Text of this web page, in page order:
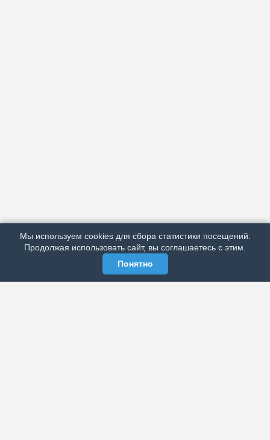
РЕКЛАМА У НАС
МЫ В СОЦСЕТЯХ
Мы используем cookies для сбора статистики посещений.
Продолжая использовать сайт, вы соглашаетесь с этим.
Понятно